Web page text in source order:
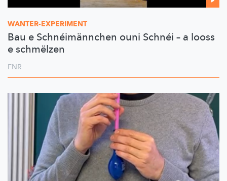
WANTER-EXPERIMENT
Bau e Schnéimännchen ouni Schnéi – a looss
e schmëlzen
FNR